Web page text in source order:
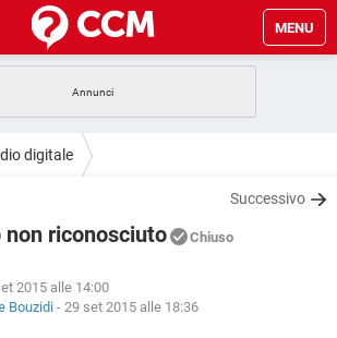
MENU
WHATSAPP
GAMING
WINDOWS 10
digitale
Successivo
riconosciuto Chiuso
2015 alle 14:00
Bouzidi - 29 set 2015 alle 18:36